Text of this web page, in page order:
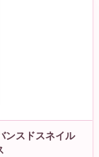
ンスドスネイル